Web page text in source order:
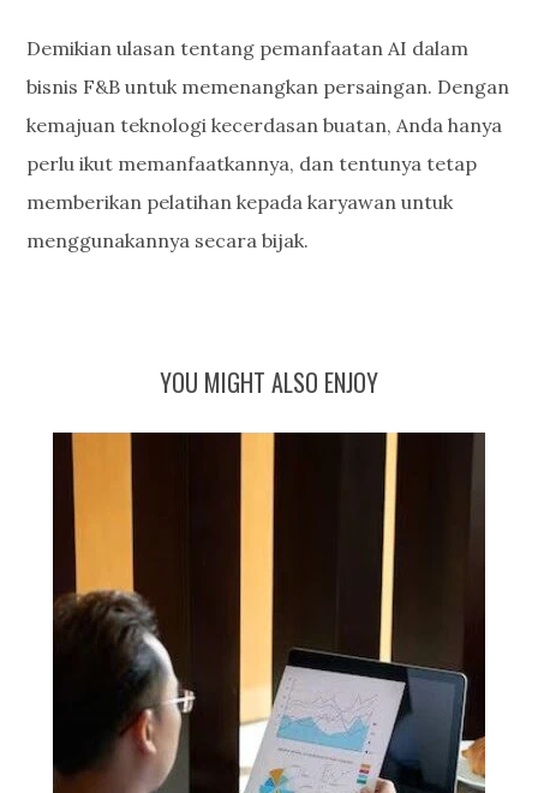
Demikian ulasan tentang pemanfaatan AI dalam
bisnis F&B untuk memenangkan persaingan. Dengan
kemajuan teknologi kecerdasan buatan, Anda hanya
perlu ikut memanfaatkannya, dan tentunya tetap
memberikan pelatihan kepada karyawan untuk
menggunakannya secara bijak.
YOU MIGHT ALSO ENJOY